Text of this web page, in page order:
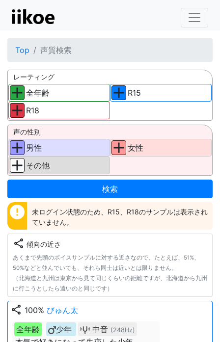
Top 声質検索
レーティング
全年齢
R18
R15
声の性別
男性
その他
女性
error
未ログイン状態のため、R15、R18のサンプルは表示され
ていません。
share 傾向の近さ
あくまで先頭のボイスサンプルに対する近さなので、たとえば、51%、
50%などと並んでいても、それら同士は近いとは限りません。
（北海道と九州は東京から見て同じくらいの距離ですが、北海道から九州
に行こうとしたら遠いのと同じです）
share 100% びゅん太
全年齢
少年 中音 (248Hz)